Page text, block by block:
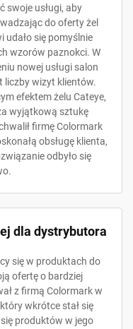
swoje usługi, aby
do oferty żel
udało się pomyślnie
wzorów paznokci. W
nowej usługi salon
liczby wizyt klientów.
efektem żelu Cateye,
wyjątkową sztukę
firmę Colormark
obsługę klienta,
odbyło się
dla dystrybutora
się w produktach do
ofertę o bardziej
z firmą Colormark w
wkrótce stał się
produktów w jego